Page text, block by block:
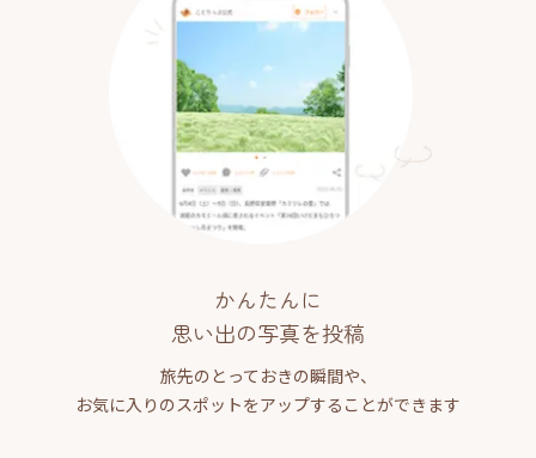
かんたんに
思い出の写真を投稿
旅先のとっておきの瞬間や、
お気に入りのスポットをアップすることができます